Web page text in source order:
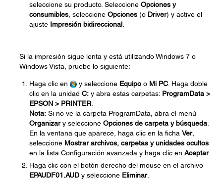
seleccione su producto. Seleccione Opciones y
consumibles , seleccione Opciones (o Driver) y active el
ajuste Impresión bidireccional
Si la impresión sigue lenta y está utilizando Windows 7 o
Windows Vista, pruebe lo siguiente:
Haga clic en y seleccione Equipo o Mi PC . Haga doble
clic en la unidad C: y abra estas carpetas: ProgramData >
EPSON > PRINTER
Nota: Si no ve la carpeta ProgramData, abra el menú
Organizary seleccione Opciones de carpeta y búsqueda
En la ventana que aparece, haga clic en la ficha Ver,
seleccione Mostrar archivos, carpetas y unidades ocultos
en la lista Configuración avanzada y haga clic en Aceptar.
Haga clic con el botón derecho del mouse en el archivo
EPAUDF01.AUD y seleccione Eliminar.